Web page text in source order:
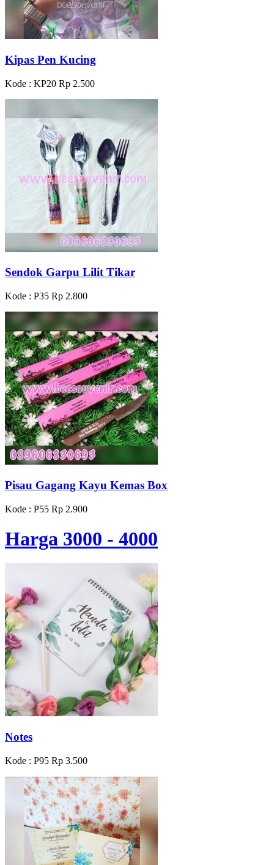
Kipas Pen Kucing
Kode : KP20 Rp 2.500
Sendok Garpu Lilit Tikar
Kode : P35 Rp 2.800
Pisau Gagang Kayu Kemas Box
Kode : P55 Rp 2.900
Harga 3000 - 4000
Notes
Kode : P95 Rp 3.500